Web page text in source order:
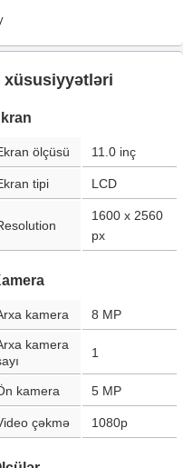
xüsusiyyətləri
ölçüsü 11.0 inç
tipi LCD
1600 x 2560
px
kamera 8 MP
kamera
1
kamera 5 MP
çəkmə 1080p